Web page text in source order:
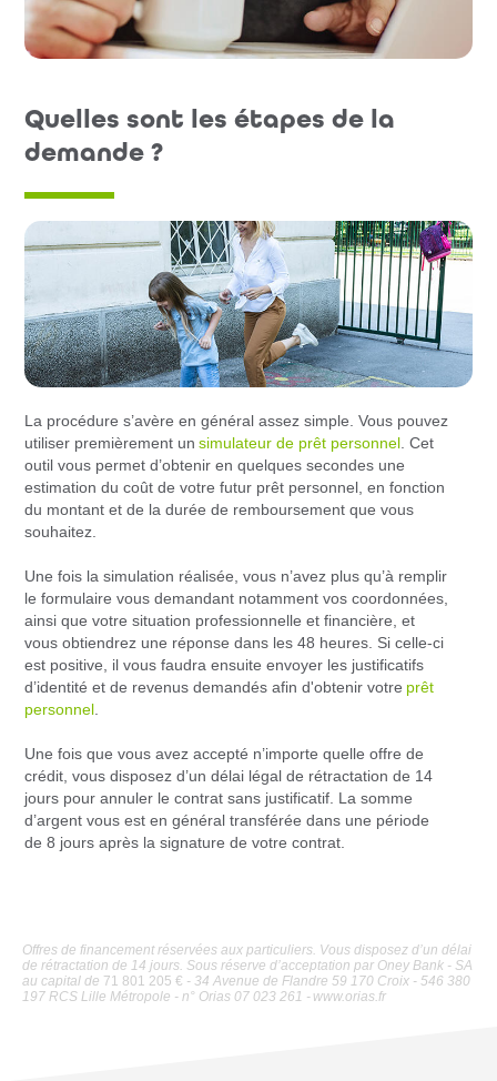
Quelles sont les étapes de la
demande ?
La procédure s’avère en général assez simple. Vous pouvez
utiliser premièrement unsimulateur de prêt personnel . Cet
outil vous permet d’obtenir en quelques secondes une
estimation du coût de votre futur prêt personnel, en fonction
du montant et de la durée de remboursement que vous
souhaitez.
Une fois la simulation réalisée, vous n’avez plus qu’à remplir
le formulaire vous demandant notamment vos coordonnées,
ainsi que votre situation professionnelle et financière, et
vous obtiendrez une réponse dans les 48 heures. Si celle-ci
est positive, il vous faudra ensuite envoyer les justificatifs
d’identité et de revenus demandés afin d'obtenir votre prêt
personnel
Une fois que vous avez accepté n’importe quelle offre de
crédit, vous disposez d’un délai légal de rétractation de 14
jours pour annuler le contrat sans justificatif. La somme
d’argent vous est en général transférée dans une période
de 8 jours après la signature de votre contrat.
Offres de financement réservées aux particuliers. Vous disposez d’un délai
de rétractation de 14 jours. Sous réserve d’acceptation par Oney Bank - SA
au capital de 71 801 205 € - 34 Avenue de Flandre 59 170 Croix - 546 380
197 RCS Lille Métropole - n° Orias 07 023 261 - www.orias.fr